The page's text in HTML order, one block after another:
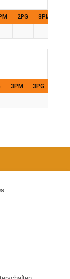
2PG 3PM
3PM 3PG
—